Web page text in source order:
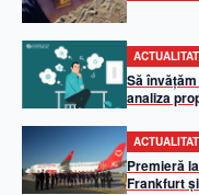
Să
analiza
Premieră
Frankfurt